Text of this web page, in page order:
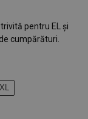
pentru EL și
cumpărături.